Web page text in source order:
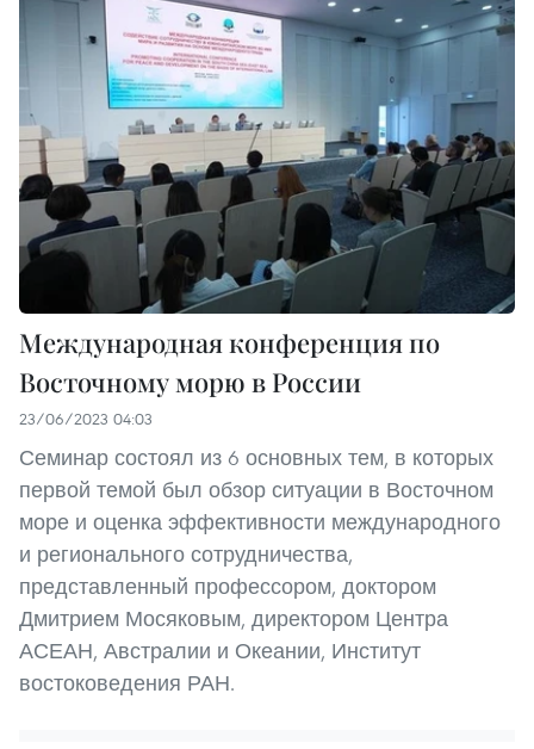
Международная конференция по
Восточному морю в России
23/06/2023 04:03
Семинар состоял из 6 основных тем, в которых
первой темой был обзор ситуации в Восточном
море и оценка эффективности международного
и регионального сотрудничества,
представленный профессором, доктором
Дмитрием Мосяковым, директором Центра
АСЕАН, Австралии и Океании, Институт
востоковедения РАН.